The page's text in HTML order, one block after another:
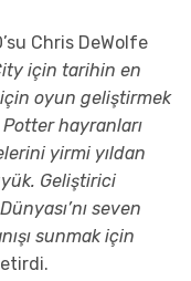
Chris DeWolfe
için tarihin en
oyun geliştirmek
hayranları
yirmi yıldan
Geliştirici
seven
sunmak için